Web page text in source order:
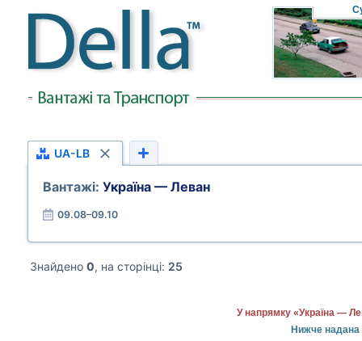
UA-LB
Вантажі: Україна — Леван
09.08–09.10
Знайдено 0, на сторінці: 25
У напрямку «Україна —
Нижче надана